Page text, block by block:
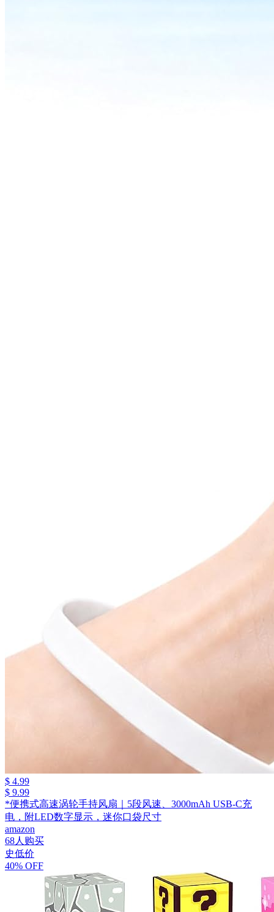
$ 4.99
$ 9.99
*便携式高速涡轮手持风扇｜5段风速、3000mAh USB-C充
电，附LED数字显示，迷你口袋尺寸
amazon
68人购买
史低价
40% OFF